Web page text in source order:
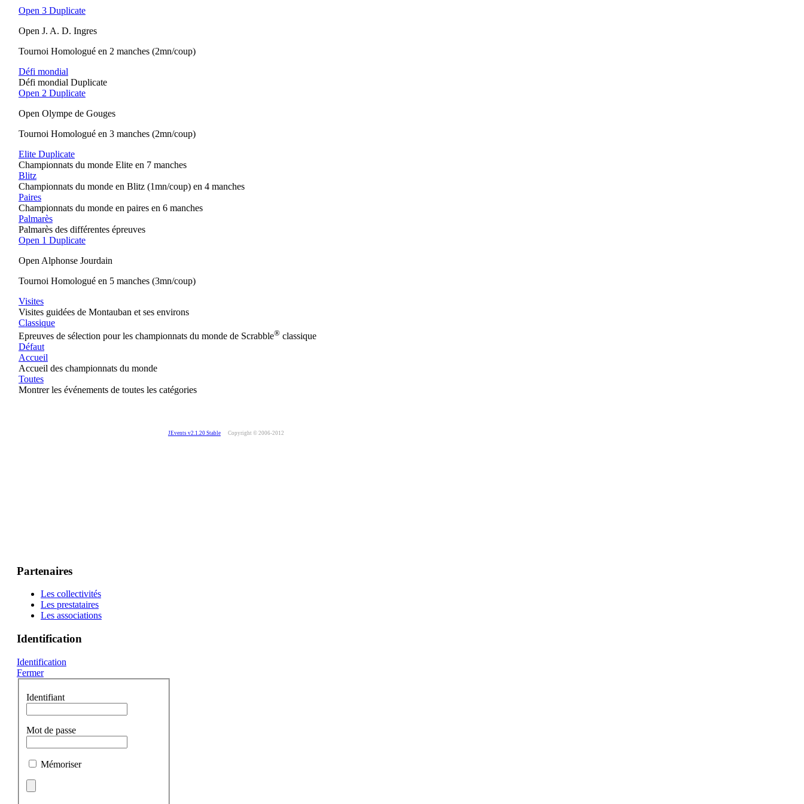
Open 3 Duplicate
Open J. A. D. Ingres
Tournoi Homologué en 2 manches (2mn/coup)
Défi mondial
Défi mondial Duplicate
Open 2 Duplicate
Open Olympe de Gouges
Tournoi Homologué en 3 manches (2mn/coup)
Elite Duplicate
Championnats du monde Elite en 7 manches
Blitz
Championnats du monde en Blitz (1mn/coup) en 4 manches
Paires
Championnats du monde en paires en 6 manches
Palmarès
Palmarès des différentes épreuves
Open 1 Duplicate
Open Alphonse Jourdain
Tournoi Homologué en 5 manches (3mn/coup)
Visites
Visites guidées de Montauban et ses environs
Classique
Epreuves de sélection pour les championnats du monde de Scrabble®classique
Défaut
Accueil
Accueil des championnats du monde
Toutes
Montrer les événements de toutes les catégories
JEvents v2.1.20 Stable Copyright © 2006-2012
Partenaires
Les collectivités
Les prestataires
Les associations
Identification
Identification
Fermer
Identifiant
Mot de passe
Mémoriser